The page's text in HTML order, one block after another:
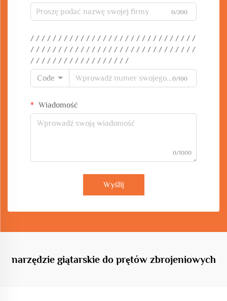
0/200
/ / / / / / / / / / / / / / / / / / / / / / / / / / / / / /
/ / / / / / / / / / / / / / / / / / / / / / / / / / / / / /
/ / / / / / / / / / / / / / / / / /
Code
0/100
Wiadomość
0/1000
Wyślij
narzędzie giątarskie do prętów zbrojeniowych